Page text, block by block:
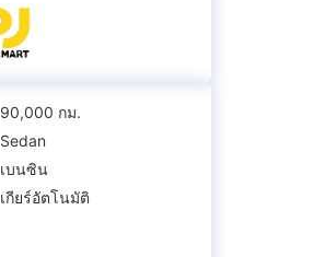
90,000 กม.
Sedan
เบนซิน
เกียร์อัตโนมัติ